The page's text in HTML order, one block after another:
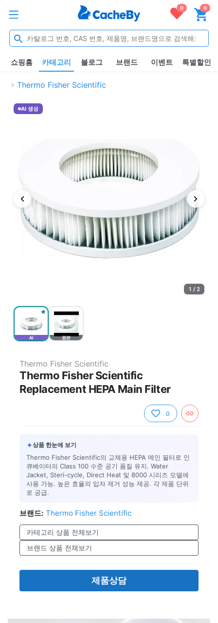
0 0
쇼핑홈 카테고리 블로그 브랜드 이벤트 특별할인
Thermo Fisher Scientific
AI 원본
AI 생성
1 / 2
Thermo Fisher Scientific
Thermo Fisher Scientific
Replacement HEPA Main Filter
0
✦상품 한눈에 보기
Thermo Fisher Scientific의 교체용 HEPA 메인 필터로 인
큐베이터의 Class 100 수준 공기 품질 유지. Water
Jacket, Steri-cycle, Direct Heat 및 8000 시리즈 모델에
사용 가능. 높은 효율의 입자 제거 성능 제공. 각 제품 단위
로 공급.
브랜드: Thermo Fisher Scientific
카테고리 상품 전체보기
브랜드 상품 전체보기
제품상담